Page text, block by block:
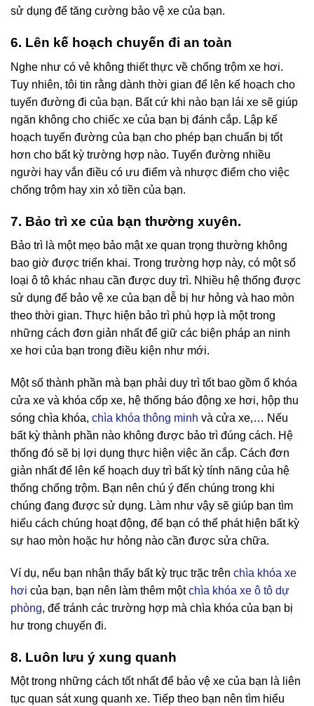
sử dụng để tăng cường bảo vệ xe của bạn.
6. Lên kế hoạch chuyến đi an toàn
Nghe như có vẻ không thiết thực về chống trộm xe hơi.
Tuy nhiên, tôi tin rằng dành thời gian để lên kế hoạch cho
tuyến đường đi của bạn. Bất cứ khi nào bạn lái xe sẽ giúp
ngăn không cho chiếc xe của bạn bị đánh cắp. Lập kế
hoạch tuyến đường của bạn cho phép bạn chuẩn bị tốt
hơn cho bất kỳ trường hợp nào. Tuyến đường nhiều
người hay vắn điều có ưu điểm và nhược điểm cho việc
chống trộm hay xin xỏ tiền của bạn.
7. Bảo trì xe của bạn thường xuyên.
Bảo trì là một mẹo bảo mật xe quan trọng thường không
bao giờ được triển khai. Trong trường hợp này, có một số
loại ô tô khác nhau cần được duy trì. Nhiều hệ thống được
sử dụng để bảo vệ xe của bạn dễ bị hư hỏng và hao mòn
theo thời gian. Thực hiện bảo trì phù hợp là một trong
những cách đơn giản nhất để giữ các biện pháp an ninh
xe hơi của bạn trong điều kiện như mới.
Một số thành phần mà bạn phải duy trì tốt bao gồm ổ khóa
cửa xe và khóa cốp xe, hệ thống báo động xe hơi, hộp thu
sóng chìa khóa, chìa khóa thông minh và cửa xe,… Nếu
bất kỳ thành phần nào không được bảo trì đúng cách. Hệ
thống đó sẽ bị lợi dụng thực hiện việc ăn cắp. Cách đơn
giản nhất để lên kế hoạch duy trì bất kỳ tính năng của hệ
thống chống trộm. Bạn nên chú ý đến chúng trong khi
chúng đang được sử dụng. Làm như vậy sẽ giúp bạn tìm
hiểu cách chúng hoạt động, để bạn có thể phát hiện bất kỳ
sự hao mòn hoặc hư hỏng nào cần được sửa chữa.
Ví dụ, nếu bạn nhận thấy bất kỳ trục trặc trên chìa khóa xe
hơi của bạn, bạn nên làm thêm mộtchìa khóa xe ô tô dự
phòng, để tránh các trường hợp mà chìa khóa của bạn bị
hư trong chuyến đi.
8. Luôn lưu ý xung quanh
Một trong những cách tốt nhất để bảo vệ xe của bạn là liên
tục quan sát xung quanh xe. Tiếp theo bạn nên tìm hiểu